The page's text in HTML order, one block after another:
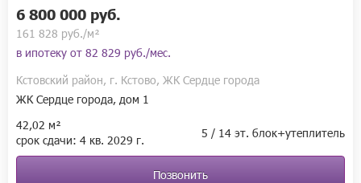
6 800 000 руб.
161 828 руб./м²
в ипотеку от 82 829 руб./мес.
Кстовский район, г. Кстово, ЖК Сердце города
ЖК Сердце города, дом 1
42,02 м²
срок сдачи: 4 кв. 2029 г. 5 / 14 эт. блок+утеплитель
Позвонить